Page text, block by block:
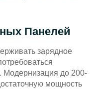
Панелей
зарядное
Модернизация до 200-
мощность